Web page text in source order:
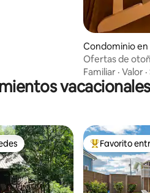
Condominio en
ch
Ofertas de
condominio
Familiar · Valor ·
entre huéspedes De los
Favorito